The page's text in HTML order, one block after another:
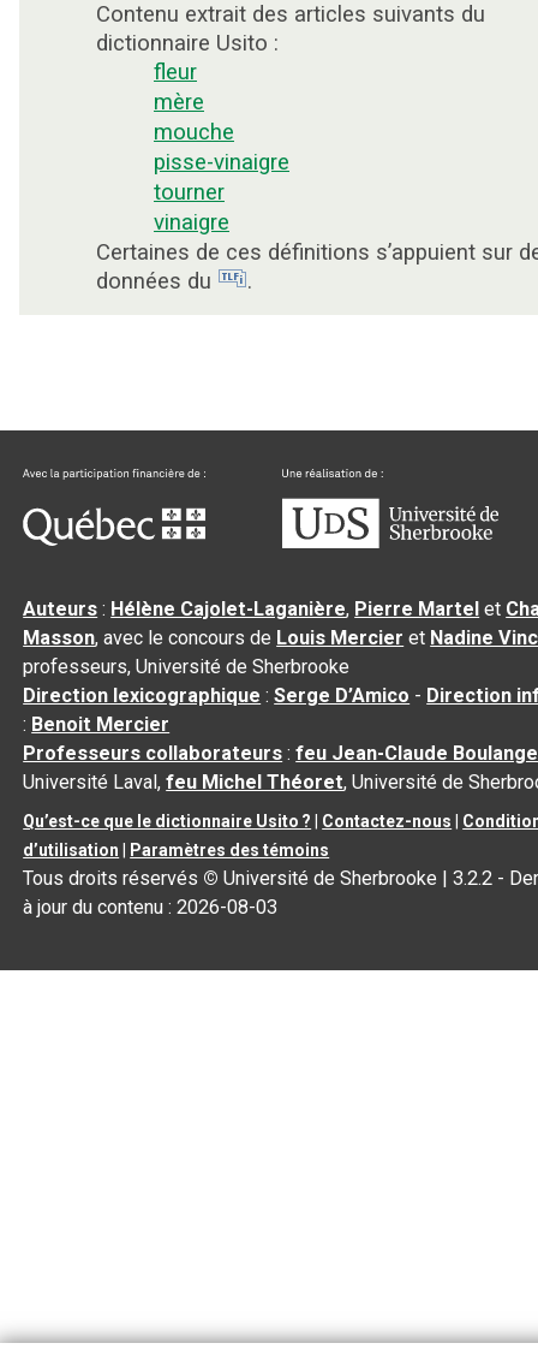
Contenu extrait des articles suivants du
dictionnaire Usito :
fleur
mère
mouche
pisse-vinaigre
tourner
vinaigre
Certaines de ces définitions s’appuient sur
données du
.
Auteurs : Hélène Cajolet-Laganière, Pierre Martel et
Masson, avec le concours de Louis Mercier et Nadine
professeurs, Université de Sherbrooke
Direction lexicographique :Serge D’Amico - Direction
: Benoit Mercier
Professeurs collaborateurs :feu Jean-Claude
Université Laval,feu Michel Théoret, Université de
Qu’est-ce que le dictionnaire Usito ? Contactez-nous
d’utilisation
Paramètres des témoins
Tous droits réservés © Université de Sherbrooke |3.2.2 -
à jour du contenu :2026-08-03